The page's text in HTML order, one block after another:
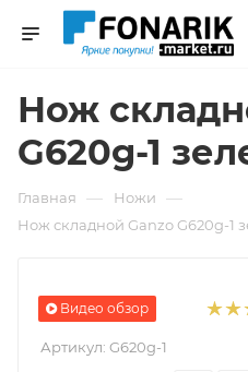
Нож
G620g-1
Главная — Ножи —
Нож складной Ganzo G620g-1
Видео обзор
Артикул: G620g-1